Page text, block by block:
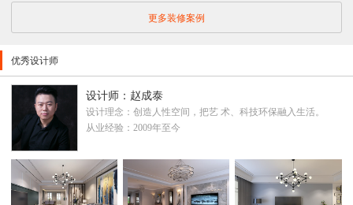
更多装修案例
优秀设计师
设计师：赵成泰
设计理念：创造人性空间，把艺 术、科技环保融入生活。
从业经验：2009年至今